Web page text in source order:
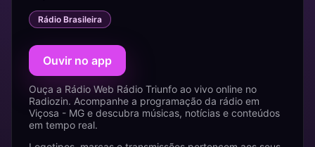
Rádio Brasileira
Ouvir no app
Ouça a Rádio Web Rádio Triunfo ao vivo online no
Radiozin. Acompanhe a programação da rádio em
Viçosa - MG e descubra músicas, notícias e conteúdos
em tempo real.